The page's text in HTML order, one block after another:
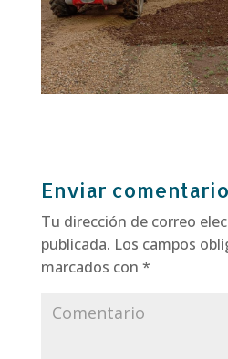
Enviar comentario
Tu dirección de correo
publicada. Los campos
marcados con *